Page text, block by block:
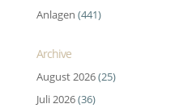
Anlagen (441)
Archive
August 2026(25)
Juli 2026(36)